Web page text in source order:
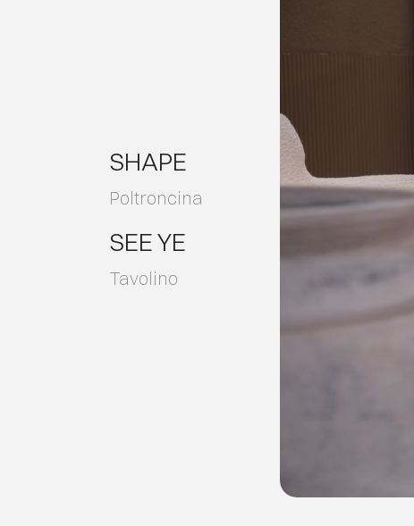
SHAPE
Poltroncina
SEE YE
Tavolino